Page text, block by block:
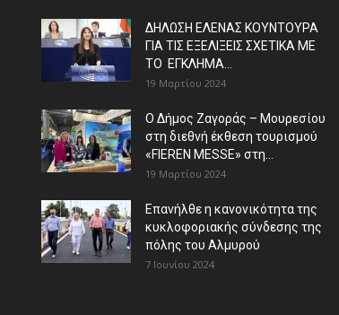
ΔΗΛΩΣΗ ΕΛΕΝΑΣ ΚΟΥΝΤΟΥΡΑ
ΓΙΑ ΤΙΣ ΕΞΕΛΙΞΕΙΣ ΣΧΕΤΙΚΑ ΜΕ
ΤΟ ΕΓΚΛΗΜΑ...
19 Μαρτίου 2024
Ο Δήμος Ζαγοράς – Μουρεσίου
στη διεθνή έκθεση τουρισμού
«FIEREN MESSE» στη...
19 Μαρτίου 2024
Επανήλθε η κανονικότητα της
κυκλοφοριακής σύνδεσης της
πόλης του Αλμυρού
7 Ιουνίου 2024